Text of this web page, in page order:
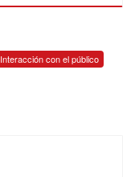
Interacción con el público